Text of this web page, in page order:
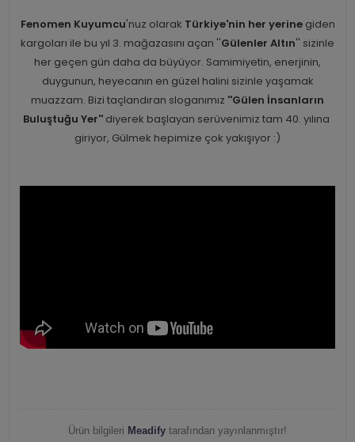
Fenomen Kuyumcu'nuz olarak Türkiye'nin her yerinegiden
kargoları ile bu yıl 3. mağazasını açan ''Gülenler Altın'' sizinle
her geçen gün daha da büyüyor. Samimiyetin, enerjinin,
duygunun, heyecanın en güzel halini sizinle yaşamak
muazzam. Bizi taçlandıran sloganımız ''Gülen İnsanların
Buluştuğu Yer'' diyerek başlayan serüvenimiz tam 40. yılına
giriyor, Gülmek hepimize çok yakışıyor :)
Ürün bilgileri Meadify tarafından yayınlanmıştır!